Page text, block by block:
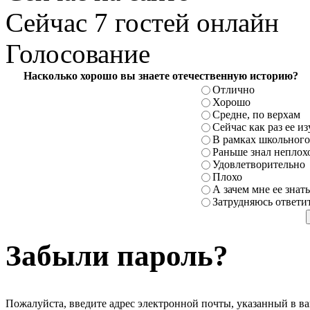
Сейчас 7 гостей онлайн
Голосование
Насколько хорошо вы знаете отечественную историю?
Отлично
Хорошо
Средне, по верхам
Сейчас как раз ее
В рамках
Раньше знал
Удовлетворительно
Плохо
А зачем мне ее
Затрудняюсь
Забыли пароль?
Пожалуйста, введите адрес электронной почты, указанный в